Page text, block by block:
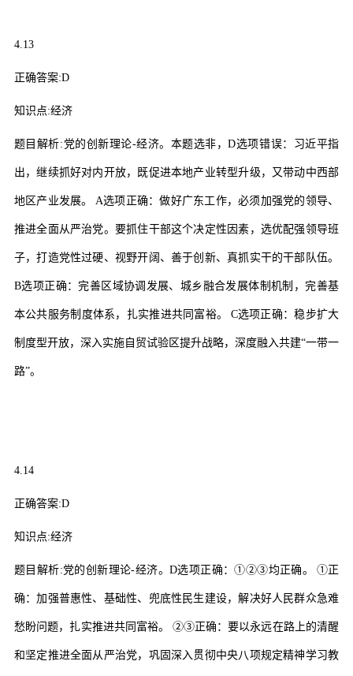
4.13
正确答案:D
知识点:经济
题目解析: 党的创新理论-经济。本题选非，D选项错误：习近平指
出，继续抓好对内开放，既促进本地产业转型升级，又带动中西部
地区产业发展。 A选项正确：做好广东工作，必须加强党的领导、
推进全面从严治党。要抓住干部这个决定性因素，选优配强领导班
子，打造党性过硬、视野开阔、善于创新、真抓实干的干部队伍。
B选项正确：完善区域协调发展、城乡融合发展体制机制，完善基
本公共服务制度体系，扎实推进共同富裕。 C选项正确：稳步扩大
制度型开放，深入实施自贸试验区提升战略，深度融入共建“一带一
路”。
4.14
正确答案:D
知识点:经济
题目解析:党的创新理论-经济。 D选项正确：①②③均正确。 ①正
确：加强普惠性、基础性、兜底性民生建设，解决好人民群众急难
愁盼问题，扎实推进共同富裕。 ②③正确：要以永远在路上的清醒
和坚定推进全面从严治党，巩固深入贯彻中央八项规定精神学习教